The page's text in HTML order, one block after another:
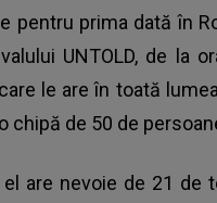
pentru prima dată în
UNTOLD, de la
le are în toată
chipă de 50 de
el are nevoie de 21